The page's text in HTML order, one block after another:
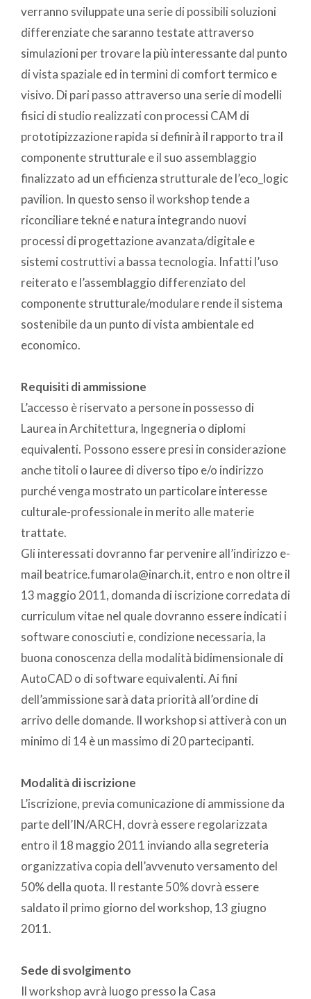
verranno sviluppate una serie di possibili soluzioni
differenziate che saranno testate attraverso
simulazioni per trovare la più interessante dal punto
di vista spaziale ed in termini di comfort termico e
visivo. Di pari passo attraverso una serie di modelli
fisici di studio realizzati con processi CAM di
prototipizzazione rapida si definirà il rapporto tra il
componente strutturale e il suo assemblaggio
finalizzato ad un efficienza strutturale de l’eco_logic
pavilion. In questo senso il workshop tende a
riconciliare tekné e natura integrando nuovi
processi di progettazione avanzata/digitale e
sistemi costruttivi a bassa tecnologia. Infatti l’uso
reiterato e l’assemblaggio differenziato del
componente strutturale/modulare rende il sistema
sostenibile da un punto di vista ambientale ed
economico.
Requisiti di ammissione
L’accesso è riservato a persone in possesso di
Laurea in Architettura, Ingegneria o diplomi
equivalenti. Possono essere presi in considerazione
anche titoli o lauree di diverso tipo e/o indirizzo
purché venga mostrato un particolare interesse
culturale-professionale in merito alle materie
trattate.
Gli interessati dovranno far pervenire all’indirizzo e-
mail beatrice.fumarola@inarch.it, entro e non oltre il
13 maggio 2011, domanda di iscrizione corredata di
curriculum vitae nel quale dovranno essere indicati i
software conosciuti e, condizione necessaria, la
buona conoscenza della modalità bidimensionale di
AutoCAD o di software equivalenti. Ai fini
dell’ammissione sarà data priorità all’ordine di
arrivo delle domande. Il workshop si attiverà con un
minimo di 14 è un massimo di 20 partecipanti.
Modalità di iscrizione
L’iscrizione, previa comunicazione di ammissione da
parte dell’IN/ARCH, dovrà essere regolarizzata
entro il 18 maggio 2011 inviando alla segreteria
organizzativa copia dell’avvenuto versamento del
50% della quota. Il restante 50% dovrà essere
saldato il primo giorno del workshop, 13 giugno
2011.
Sede di svolgimento
Il workshop avrà luogo presso la Casa